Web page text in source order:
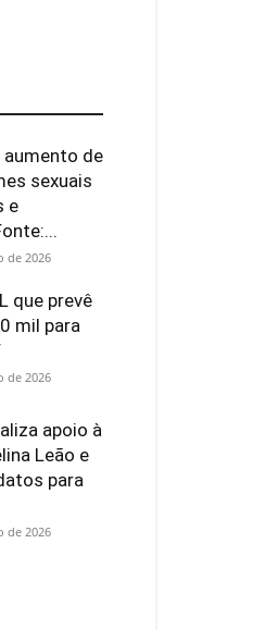
aumento de
sexuais
e
de 2026
que prevê
mil para
de 2026
apoio à
Leão e
para
de 2026